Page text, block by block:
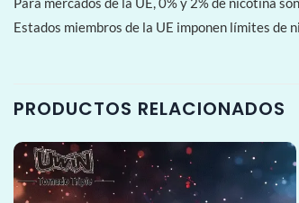
Estados miembros de la UE imponen límites
PRODUCTOS RELACIONADOS